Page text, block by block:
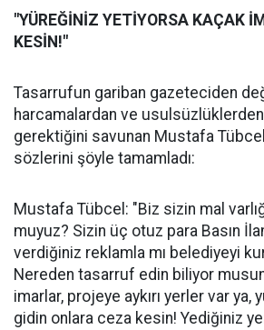
"YÜREĞİNİZ YETİYORSA KAÇAK
KESİN!"
Tasarrufun gariban gazeteciden
harcamalardan ve usulsüzlüklerden
gerektiğini savunan Mustafa
sözlerini şöyle tamamladı:
Mustafa Tübcel: "Biz sizin mal
muyuz? Sizin üç otuz para Basın
verdiğiniz reklamla mı belediyeyi
Nereden tasarruf edin biliyor
imarlar, projeye aykırı yerler var ya,
gidin onlara ceza kesin! Yediğiniz